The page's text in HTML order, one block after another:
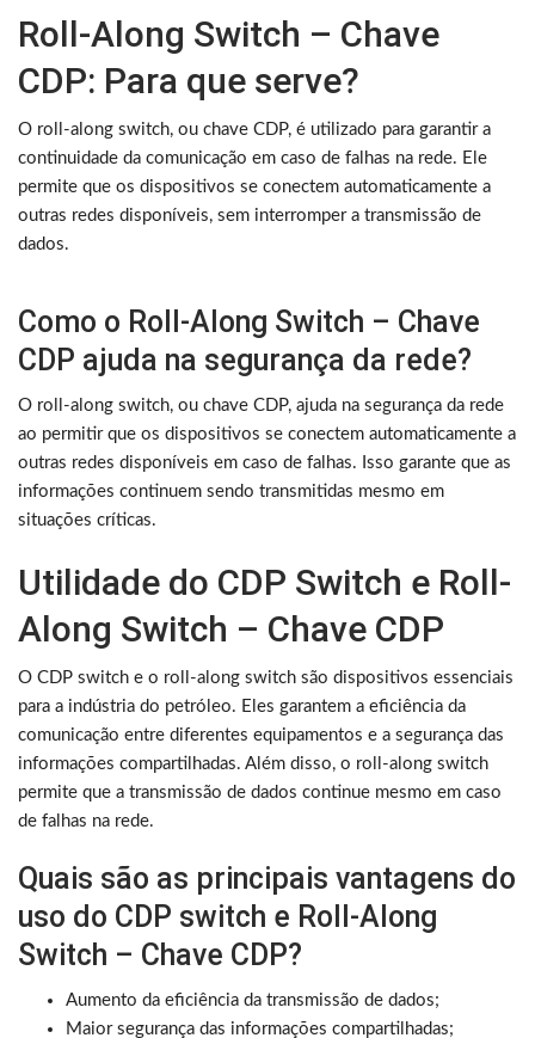
Roll-Along Switch – Chave
CDP: Para que serve?
O roll-along switch, ou chave CDP, é utilizado para garantir a
continuidade da comunicação em caso de falhas na rede. Ele
permite que os dispositivos se conectem automaticamente a
outras redes disponíveis, sem interromper a transmissão de
dados.
Como o Roll-Along Switch – Chave
CDP ajuda na segurança da rede?
O roll-along switch, ou chave CDP, ajuda na segurança da rede
ao permitir que os dispositivos se conectem automaticamente a
outras redes disponíveis em caso de falhas. Isso garante que as
informações continuem sendo transmitidas mesmo em
situações críticas.
Utilidade do CDP Switch e Roll-
Along Switch – Chave CDP
O CDP switch e o roll-along switch são dispositivos essenciais
para a indústria do petróleo. Eles garantem a eficiência da
comunicação entre diferentes equipamentos e a segurança das
informações compartilhadas. Além disso, o roll-along switch
permite que a transmissão de dados continue mesmo em caso
de falhas na rede.
Quais são as principais vantagens do
uso do CDP switch e Roll-Along
Switch – Chave CDP?
Aumento da eficiência da transmissão de dados;
Maior segurança das informações compartilhadas;